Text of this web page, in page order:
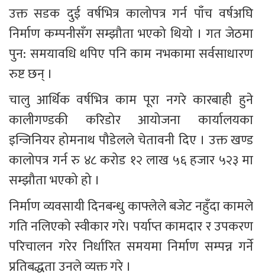
उक्त सडक दुई वर्षभित्र कालोपत्र गर्न पाँच वर्षअघि
निर्माण कम्पनीसँग सम्झौता भएको थियो । गत जेठमा
पुन: समयावधि थपिए पनि काम नभकामा सर्वसाधारण
रुष्ट छन् ।
चालु आर्थिक वर्षभित्र काम पूरा नगरे कारबाही हुने
कालीगण्डकी करिडोर आयोजना कार्यालयका
इन्जिनियर होमनाथ पौडेलले चेतावनी दिए । उक्त खण्ड
कालोपत्र गर्न रु ४८ करोड १२ लाख ५६ हजार ५२३ मा
सम्झौता भएको हो ।
निर्माण व्यवसायी दिनबन्धु काफ्लेले बजेट नहुँदा कामले
गति नलिएको स्वीकार गरे। पर्याप्त कामदार र उपकरण
परिचालन गरेर निर्धारित समयमा निर्माण सम्पन्न गर्ने
प्रतिबद्धता उनले व्यक्त गरे ।